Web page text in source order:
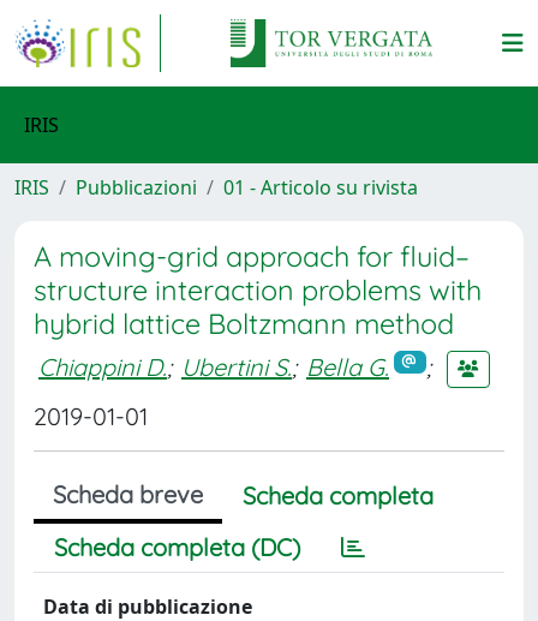
IRIS
IRIS Pubblicazioni 01 - Articolo su rivista
A moving-grid approach for fluid–
structure interaction problems with
hybrid lattice Boltzmann method
Chiappini D.; Ubertini S.; Bella G.
;
2019-01-01
Scheda breve
Scheda completa
Scheda completa (DC)
Data di pubblicazione